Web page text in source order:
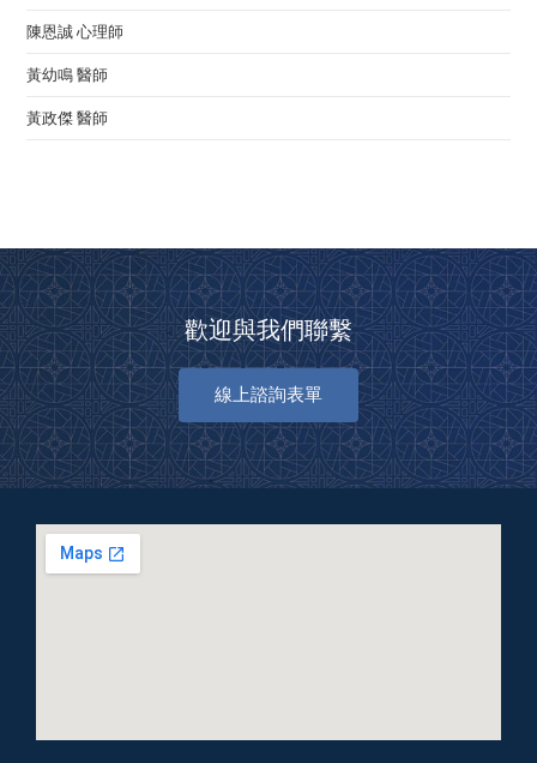
陳恩誠 心理師
黃幼鳴 醫師
黃政傑 醫師
歡迎與我們聯繫
線上諮詢表單